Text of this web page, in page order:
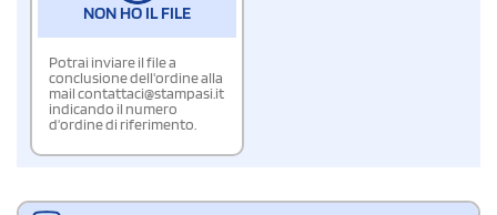
NON HO IL FILE
Potrai inviare il file a
conclusione dell'ordine alla
mail contattaci@stampasi.it
indicando il numero
d'ordine di riferimento.